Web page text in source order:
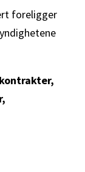
foreligger